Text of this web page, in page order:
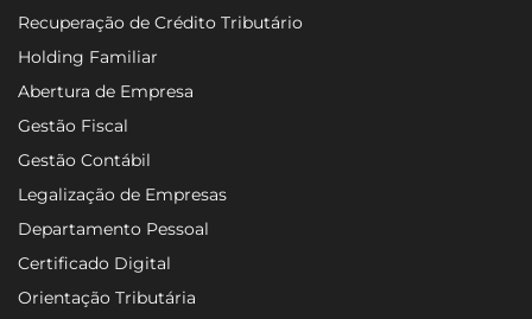
O QUE FAZEMOS
Recuperação de Crédito Tributário
Holding Familiar
Abertura de Empresa
Gestão Fiscal
Gestão Contábil
Legalização de Empresas
Departamento Pessoal
Certificado Digital